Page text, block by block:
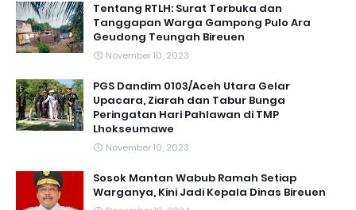
Tentang RTLH: Surat Terbuka dan
Tanggapan Warga Gampong Pulo Ara
Geudong Teungah Bireuen
November 10, 2023
PGS Dandim 0103/Aceh Utara Gelar
Upacara, Ziarah dan Tabur Bunga
Peringatan Hari Pahlawan di TMP
Lhokseumawe
November 10, 2023
Sosok Mantan Wabub Ramah Setiap
Warganya, Kini Jadi Kepala Dinas Bireuen